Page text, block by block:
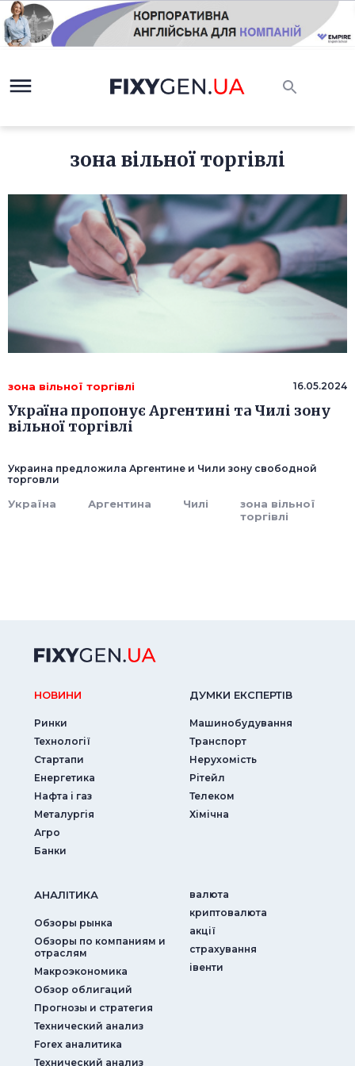
зона вільної торгівлі
зона вільної торгівлі 16.05.2024
Україна пропонує Аргентині та Чилі зону
вільної торгівлі
Украина предложила Аргентине и Чили зону свободной
торговли
Україна Аргентина Чилі
зона вільної
торгівлі
НОВИНИ
Ринки
Технології
Стартапи
Енергетика
Нафта і газ
Металургія
Агро
Банки
ДУМКИ ЕКСПЕРТIВ
Машинобудування
Транспорт
Нерухомість
Рітейл
Телеком
Хімічна
АНАЛIТИКА
Обзоры рынка
Обзоры по компаниям и
отраслям
Макроэкономика
Обзор облигаций
Прогнозы и стратегия
Технический анализ
Forex аналитика
Технический анализ
валюта
криптовалюта
акції
страхування
iвенти